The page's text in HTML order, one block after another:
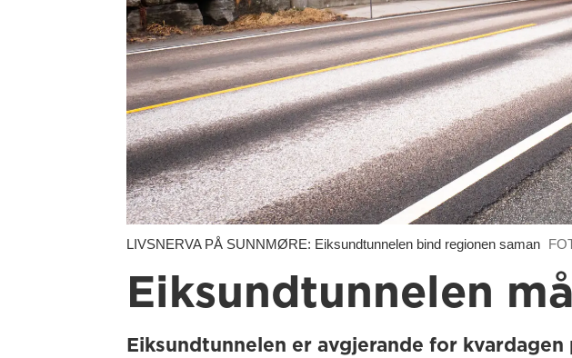
LIVSNERVA PÅ SUNNMØRE: Eiksundtunnelen bind regionen saman
Eiksundtunnelen
Eiksundtunnelen er avgjerande for